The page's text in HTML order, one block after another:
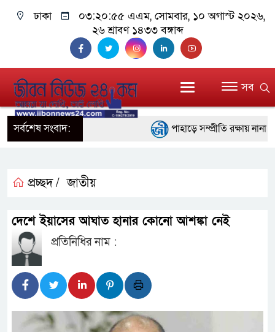
ঢাকা ০৩:২০:৫৫ এএম, সোমবার, ১০ অগাস্ট ২০২৬,
২৬ শ্রাবণ ১৪৩৩ বঙ্গাব্দ
সব
সর্বশেষ সংবাদ:
পাহাড়ে সম্প্রীতি রক্ষায় নানা
প্রধানমন্ত্রী
সাংবাদিক রাজু আহমেদ
প্রচ্ছদ / জাতীয়
দেশে ইয়াসের আঘাত হানার কোনো আশঙ্কা নেই
প্রতিনিধির নাম :